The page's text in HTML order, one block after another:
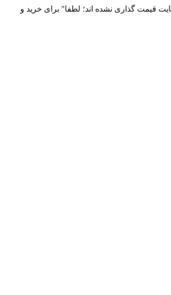
021 و 09120958931 / بدلیل نوسانات قیمت ارز محصولات سایت قیمت گذاری نشده اند؛ لطفا" برای خرید و